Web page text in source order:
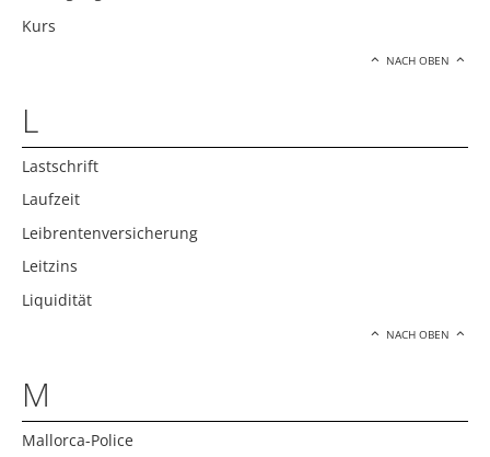
Kurs
NACH OBEN
L
Lastschrift
Laufzeit
Leibrentenversicherung
Leitzins
Liquidität
NACH OBEN
M
Mallorca-Police